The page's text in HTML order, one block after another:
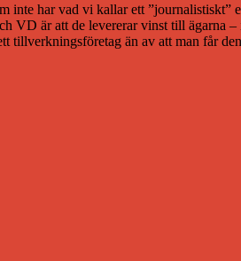
har vad vi kallar ett
VD är att de levererar vinst till ägarna
tillverkningsföretag än av att man får